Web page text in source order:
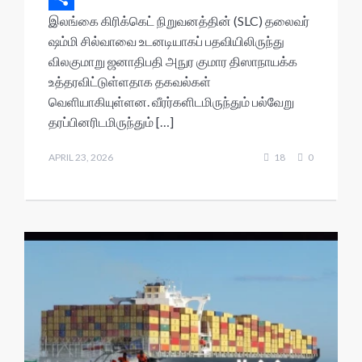
p
p
o
o
t
e
i
l
b
e
h
r
a
d
s
S
h
r
e
இலங்கை கிரிக்கெட் நிறுவனத்தின் (SLC) தலைவர்
ஷம்மி சில்வாவை உடனடியாகப் பதவியிலிருந்து
விலகுமாறு ஜனாதிபதி அநுர குமார திஸாநாயக்க
உத்தரவிட்டுள்ளதாக தகவல்கள்
வெளியாகியுள்ளன. வீரர்களிடமிருந்தும் பல்வேறு
தரப்பினரிடமிருந்தும் […]
APRIL 23, 2026 18 0